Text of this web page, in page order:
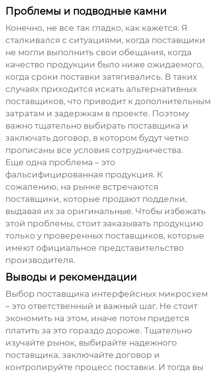
Проблемы и подводные камни
Конечно, не все так гладко, как кажется. Я
сталкивался с ситуациями, когда поставщики
не могли выполнить свои обещания, когда
качество продукции было ниже ожидаемого,
когда сроки поставки затягивались. В таких
случаях приходится искать альтернативных
поставщиков, что приводит к дополнительным
затратам и задержкам в проекте. Поэтому
важно тщательно выбирать поставщика и
заключать договор, в котором будут четко
прописаны все условия сотрудничества.
Еще одна проблема – это
фальсифицированная продукция. К
сожалению, на рынке встречаются
поставщики, которые продают подделки,
выдавая их за оригинальные. Чтобы избежать
этой проблемы, стоит заказывать продукцию
только у проверенных поставщиков, которые
имеют официальное представительство
производителя.
Выводы и рекомендации
Выбор поставщика интерфейсных микросхем
– это ответственный и важный шаг. Не стоит
экономить на этом, иначе потом придется
платить за это гораздо дороже. Тщательно
изучайте рынок, выбирайте надежного
поставщика, заключайте договор и
контролируйте процесс поставки. И тогда вы